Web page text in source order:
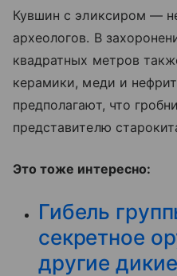
Кувшин с эликсиром —
археологов. В
квадратных метров
керамики, меди и
предполагают, что
представителю
Это тоже интересно:
Гибель
секретное
другие